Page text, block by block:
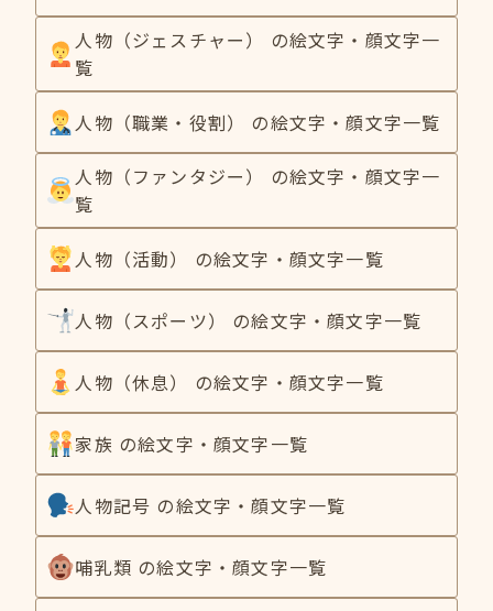
人物（ジェスチャー） の絵文字・顔文字一
覧
人物（職業・役割） の絵文字・顔文字一覧
人物（ファンタジー） の絵文字・顔文字一
覧
人物（活動） の絵文字・顔文字一覧
人物（スポーツ） の絵文字・顔文字一覧
人物（休息） の絵文字・顔文字一覧
家族 の絵文字・顔文字一覧
人物記号 の絵文字・顔文字一覧
哺乳類 の絵文字・顔文字一覧